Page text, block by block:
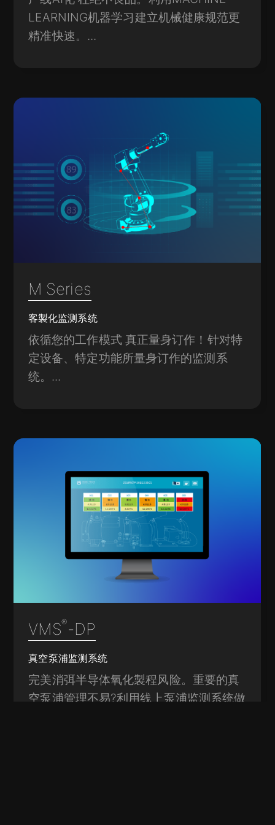
LEARNING机器学习建立机械健康规范更
精准快速。...
M Series
客製化监测系统
依循您的工作模式 真正量身订作！针对特
定设备、特定功能所量身订作的监测系
统。...
VMS®-DP
真空泵浦监测系统
完美消弭半导体氧化製程风险。重要的真
空泵浦管理不易?利用线上泵浦监测系统做